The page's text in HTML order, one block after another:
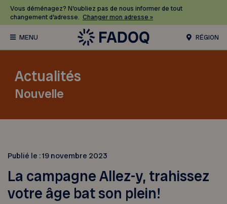
Vous déménagez? N’oubliez pas de nous informer de tout
changement d’adresse. Changer mon adresse »
RÉGION
Actualités
Nouvelle
Publié le :19 novembre 2023
La campagne Allez-y, trahissez
votre âge bat son plein!